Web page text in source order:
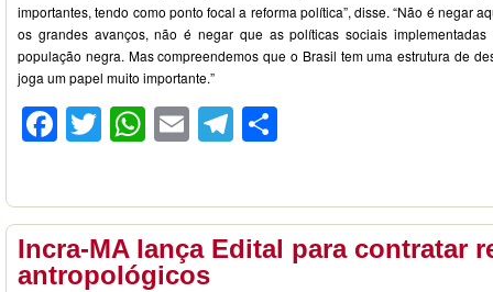
importantes, tendo como ponto focal a reforma política”, disse. “Não é negar
os grandes avanços, não é negar que as políticas sociais
população negra. Mas compreendemos que o Brasil tem uma estrutura de
joga um papel muito importante.”
Facebook
Twitter
WhatsApp
EmailTelegram
Incra-MA lança Edital para contratar
antropológicos